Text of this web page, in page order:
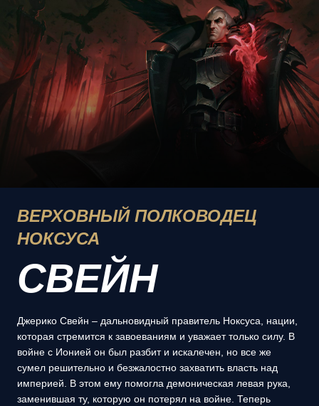
ВЕРХОВНЫЙ ПОЛКОВОДЕЦ
НОКСУСА
СВЕЙН
Джерико Свейн – дальновидный правитель Ноксуса, нации,
которая стремится к завоеваниям и уважает только силу. В
войне с Ионией он был разбит и искалечен, но все же
сумел решительно и безжалостно захватить власть над
империей. В этом ему помогла демоническая левая рука,
заменившая ту, которую он потерял на войне. Теперь